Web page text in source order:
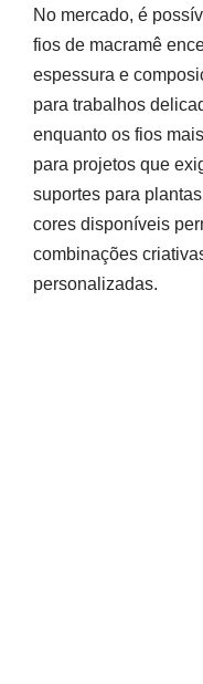
No mercado, é
fios de macramê
espessura e
para trabalhos
enquanto os fios
para projetos que
suportes para
cores disponíveis
combinações
personalizadas.